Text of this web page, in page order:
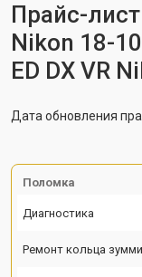
Прайс-
Nikon 18-
ED DX VR
Дата обновления
Поломка
Диагностика
Ремонт кольца